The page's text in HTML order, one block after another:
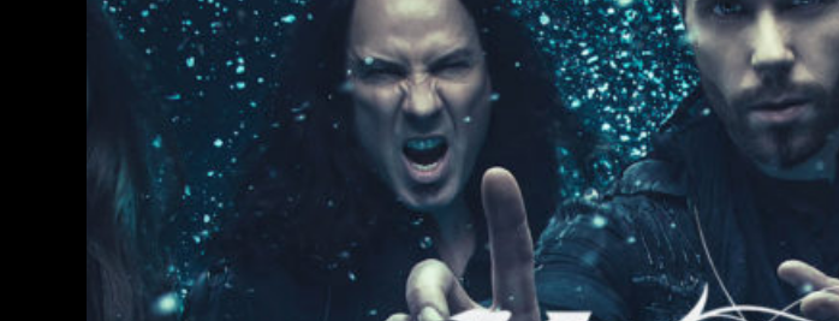
JEFF MARTIN AU CORONA DE MONTRÉAL
ON VA SE LE DIRE, SWORD EST DE RETOUR
LA COMPIL’ ZOO DE SLAM DISQUES EST DE RETOUR
LES RÊVES SONT FAITS POUR ÊTRE RÉALISÉS
DEATH NOTE SILENCE - COLLIDE AND COLLAPSE
ÉNORME SUCCÈS POUR MUSE ET SES SHOWS AU QUÉBEC